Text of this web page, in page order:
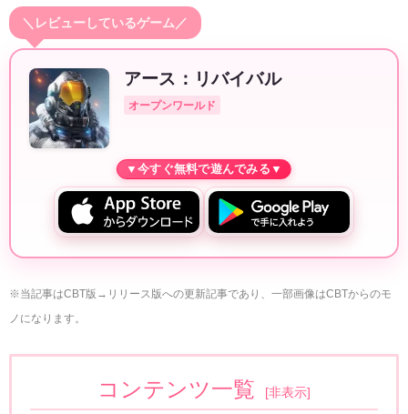
＼レビューしているゲーム／
アース：リバイバル
オープンワールド
※当記事はCBT版→リリース版への更新記事であり、一部画像はCBTからのモ
ノになります。
コンテンツ一覧 [非表示]